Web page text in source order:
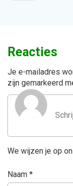
Reacties
Je e-mailadres
zijn gemarkeerd
We wijzen je op
Naam *